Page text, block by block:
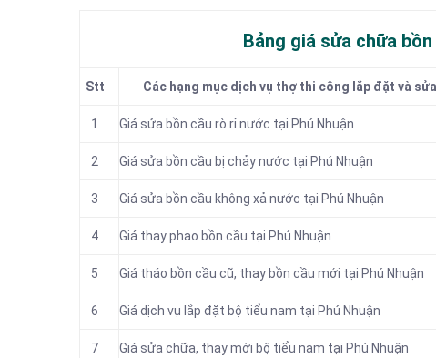
Bảng giá sửa chữa
Stt Các hạng mục dịch vụ thợ thi công lắp đặt và
1 Giá sửa bồn cầu rò rỉ nước tại Phú Nhuận
2 Giá sửa bồn cầu bị chảy nước tại Phú Nhuận
3 Giá sửa bồn cầu không xả nước tại Phú Nhuận
4 Giá thay phao bồn cầu tại Phú Nhuận
5 Giá tháo bồn cầu cũ, thay bồn cầu mới tại Phú Nhuận
6 Giá dịch vụ lắp đặt bộ tiểu nam tại Phú Nhuận
7 Giá sửa chữa, thay mới bộ tiểu nam tại Phú Nhuận